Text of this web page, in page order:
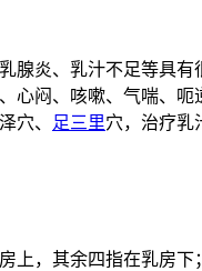
腺炎、乳汁不足等具有
心闷、咳嗽、气喘、
穴、
足三里穴，治疗乳
上，其余四指在乳房下；